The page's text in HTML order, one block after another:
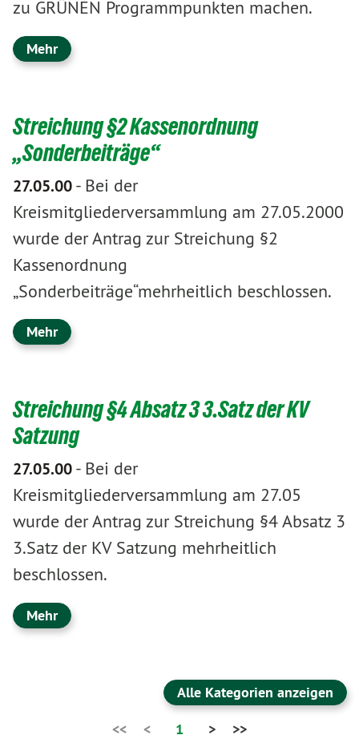
zu GRÜNEN Programmpunkten machen.
Mehr
Streichung §2 Kassenordnung
„Sonderbeiträge“
27.05.00- Bei der
Kreismitgliederversammlung am 27.05.2000
wurde der Antrag zur Streichung §2
Kassenordnung
„Sonderbeiträge“mehrheitlich beschlossen.
Mehr
Streichung §4 Absatz 3 3.Satz der KV
Satzung
27.05.00- Bei der
Kreismitgliederversammlung am 27.05
wurde der Antrag zur Streichung §4 Absatz 3
3.Satz der KV Satzung mehrheitlich
beschlossen.
Mehr
Alle Kategorien anzeigen
<<
< 1 > >>